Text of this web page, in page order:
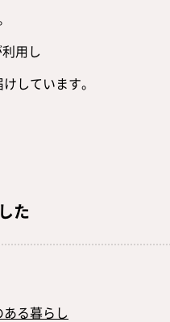
用し
しています。
た
ある暮らし